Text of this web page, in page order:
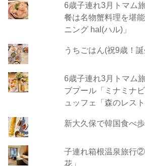
6歳子連れ3月トマム
餐は名物蟹料理を堪
ニング hal(ハル)」
うちごはん(祝9歳！
6歳子連れ3月トマム
ブプール「ミナミナ
ュッフェ「森のレス
新大久保で韓国食べ
子連れ箱根温泉旅行
花」